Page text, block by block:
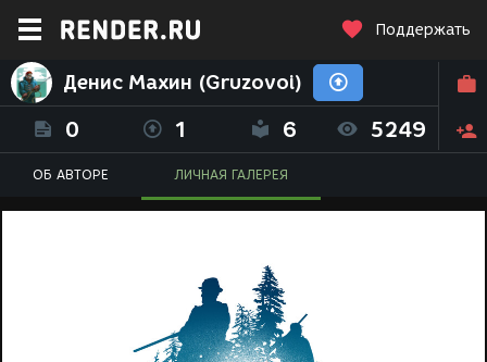
Поддержать
Денис Махин (Gruzovoi)
0 1 6 5249
ОБ АВТОРЕ ЛИЧНАЯ ГАЛЕРЕЯ